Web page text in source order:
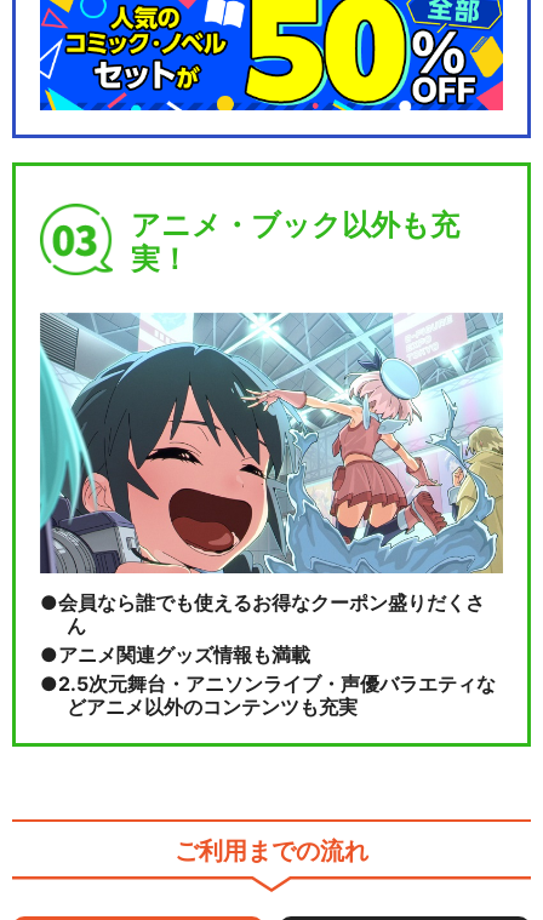
アニメ・ブック以外も充
実！
会員なら誰でも使えるお得なクーポン盛りだくさ
ん
アニメ関連グッズ情報も満載
2.5次元舞台・アニソンライブ・声優バラエティな
どアニメ以外のコンテンツも充実
ご利用までの流れ